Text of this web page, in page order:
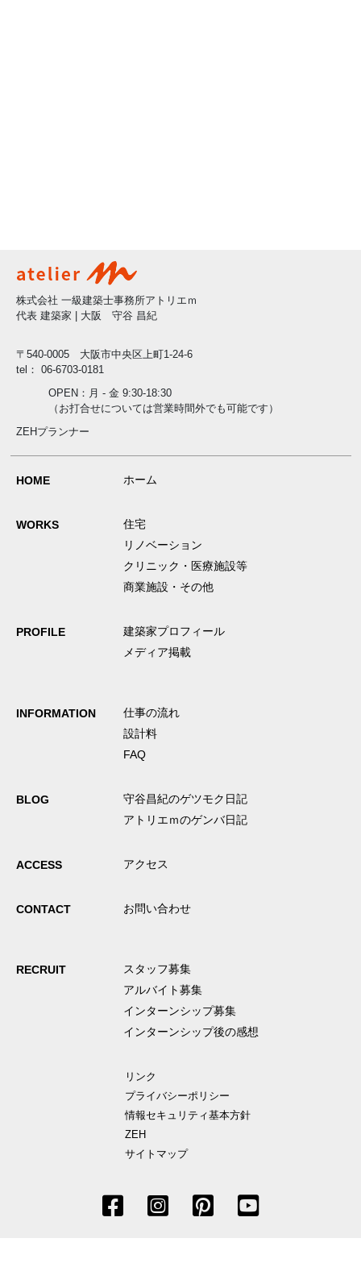
株式会社 一級建築士事務所アトリエｍ
代表 建築家 | 大阪 守谷 昌紀
〒540-0005 大阪市中央区上町1-24-6
tel： 06-6703-0181
OPEN：月 - 金 9:30-18:30
（お打合せについては営業時間外でも可能です）
ZEHプランナー
HOME ホーム
WORKS
住宅
リノベーション
クリニック・医療施設等
商業施設・その他
PROFILE
建築家プロフィール
メディア掲載
INFORMATION
仕事の流れ
設計料
FAQ
BLOG
守谷昌紀のゲツモク日記
アトリエｍのゲンバ日記
ACCESS アクセス
CONTACT お問い合わせ
RECRUIT
スタッフ募集
アルバイト募集
インターンシップ募集
インターンシップ後の感想
リンク
プライバシーポリシー
情報セキュリティ基本方針
ZEH
サイトマップ